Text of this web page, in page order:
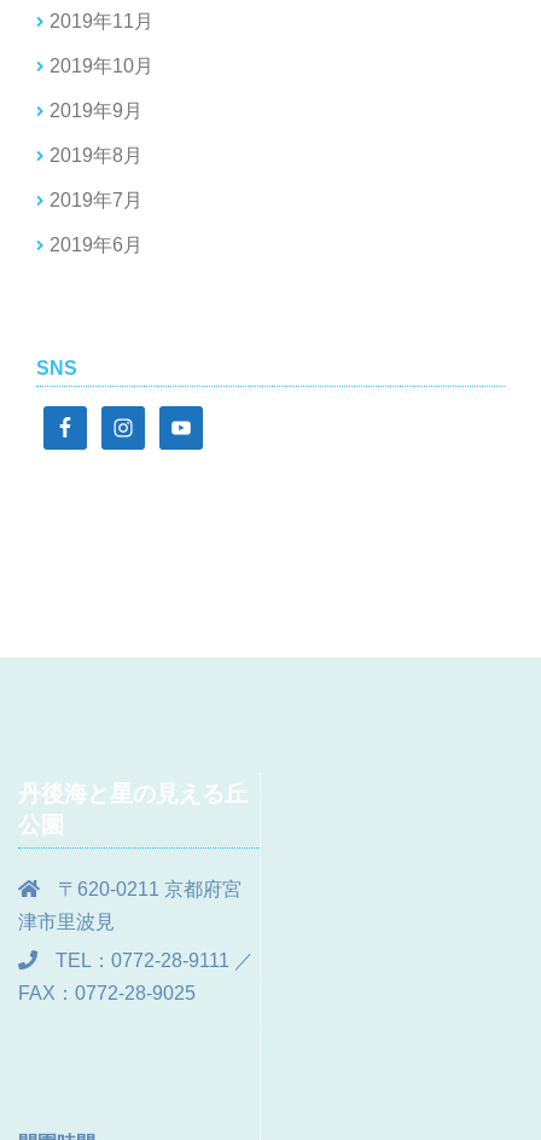
2019年11月
2019年10月
2019年9月
2019年8月
2019年7月
2019年6月
SNS
丹後海と星の見える丘
公園
〒620-0211 京都府宮
津市里波見
TEL：0772-28-9111 ／
FAX：0772-28-9025